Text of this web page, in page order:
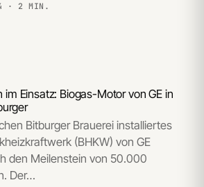
· 2 MIN.
Einsatz: Biogas-Motor von GE in
Bitburger Brauerei installiertes
(BHKW) von GE
den Meilenstein von 50.000
Der…